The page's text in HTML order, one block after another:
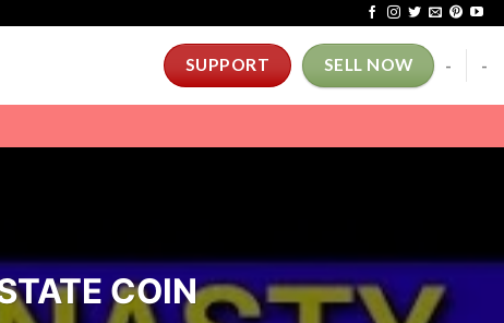
SUPPORT SELL NOW - -
COIN